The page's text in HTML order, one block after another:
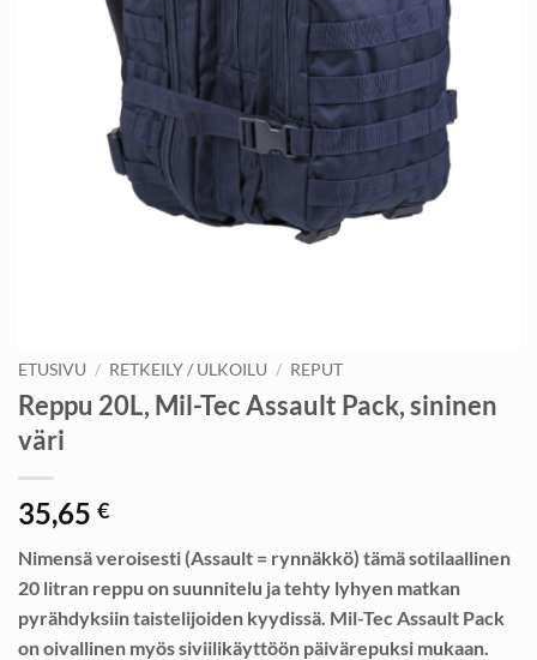
ETUSIVU / RETKEILY / ULKOILU / REPUT
Reppu 20L, Mil-Tec Assault Pack, sininen
väri
35,65 €
Nimensä veroisesti (Assault = rynnäkkö) tämä sotilaallinen
20 litran reppu on suunnitelu ja tehty lyhyen matkan
pyrähdyksiin taistelijoiden kyydissä. Mil-Tec Assault Pack
on oivallinen myös siviilikäyttöön päivärepuksi mukaan.